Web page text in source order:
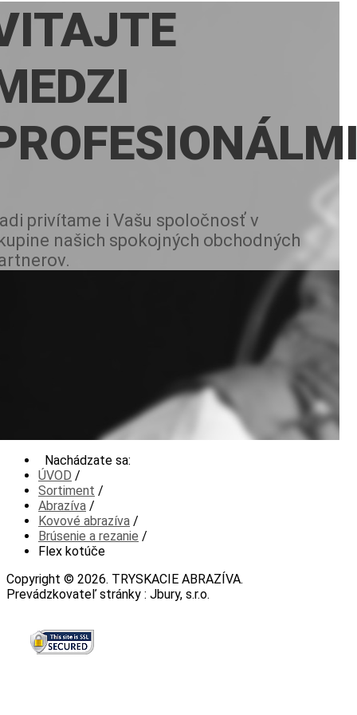
privítame i Vašu spoločnosť v
našich spokojných obchodných
Nachádzate sa:
ÚVOD /
Sortiment /
Abrazíva /
Kovové abrazíva /
Brúsenie a rezanie /
Flex kotúče
Copyright © 2026. TRYSKACIE ABRAZÍVA.
Prevádzkovateľ stránky : Jbury, s.r.o.